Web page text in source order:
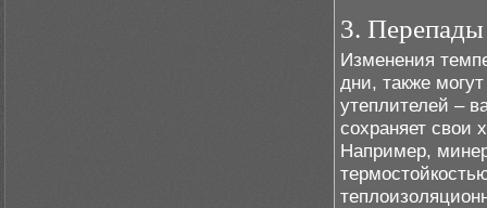
3. Перепады
Изменения
дни, также
утеплителей –
сохраняет свои
Например,